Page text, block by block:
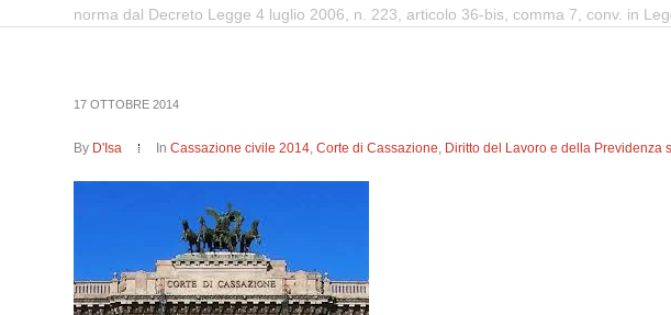
norma dal Decreto Legge 4 luglio 2006, n. 223, articolo 36-bis, comma 7, conv. in
17 OTTOBRE 2014
By D'Isa InCassazione civile 2014,Corte di Cassazione, Diritto del Lavoro e della Previdenza